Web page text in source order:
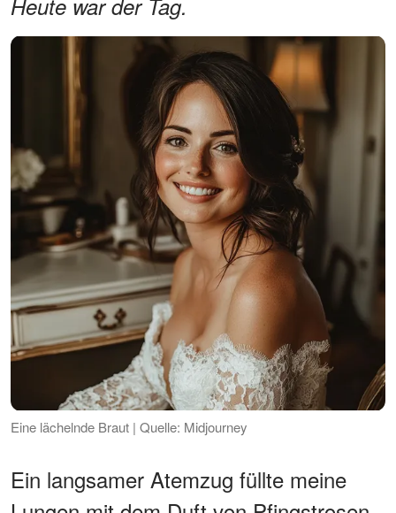
Eine lächelnde Braut | Quelle: Midjourney
Ein langsamer Atemzug füllte meine